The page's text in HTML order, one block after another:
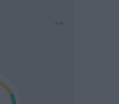
PUB